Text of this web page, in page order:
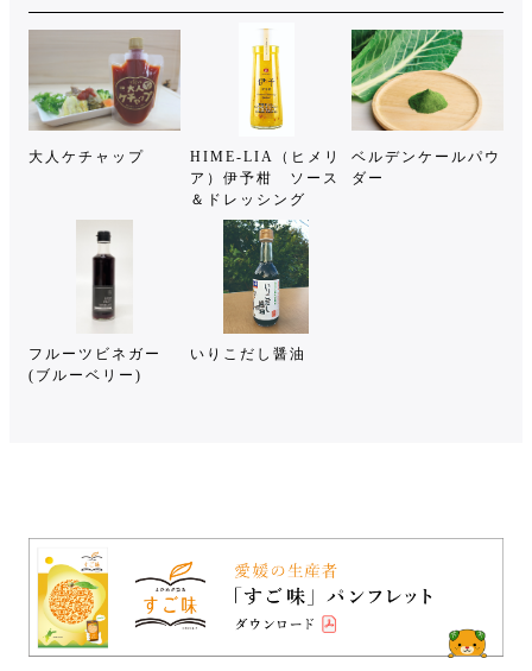
大人ケチャップ
HIME-LIA（ヒメリ
ア）伊予柑 ソース
＆ドレッシング
ベルデンケールパウ
ダー
フルーツビネガー
(ブルーベリー)
いりこだし醤油